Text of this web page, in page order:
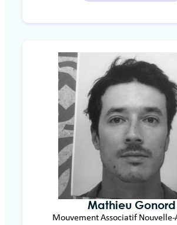
Mathieu Gonord
Mouvement Associatif